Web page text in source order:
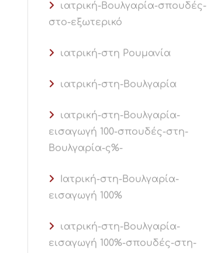
ιατρική-Βουλγαρία-σπουδές-
στο-εξωτερικό
ιατρική-στη Ρουμανία
ιατρική-στη-Βουλγαρία
ιατρική-στη-Βουλγαρία-
εισαγωγή 100-σπουδές-στη-
Βουλγαρία-ς%-
Ιατρική-στη-Βουλγαρία-
εισαγωγή 100%
ιατρική-στη-Βουλγαρία-
εισαγωγή 100%-σπουδές-στη-